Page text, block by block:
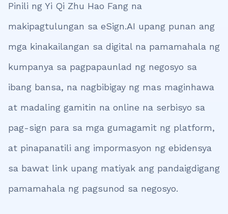
Pinili ng Yi Qi Zhu Hao Fang na
makipagtulungan sa eSign.AI upang punan ang
mga kinakailangan sa digital na pamamahala ng
kumpanya sa pagpapaunlad ng negosyo sa
ibang bansa, na nagbibigay ng mas maginhawa
at madaling gamitin na online na serbisyo sa
pag-sign para sa mga gumagamit ng platform,
at pinapanatili ang impormasyon ng ebidensya
sa bawat link upang matiyak ang pandaigdigang
pamamahala ng pagsunod sa negosyo.